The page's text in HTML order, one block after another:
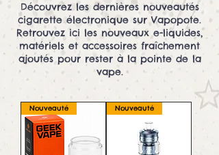
Découvrez les dernières nouveautés
cigarette électronique sur Vapopote.
Retrouvez ici les nouveaux e-liquides,
matériels et accessoires fraîchement
ajoutés pour rester à la pointe de la
vape.
Nouveauté Nouveauté